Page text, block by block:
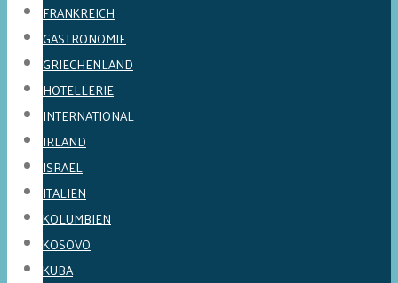
FRANKREICH
GASTRONOMIE
GRIECHENLAND
HOTELLERIE
INTERNATIONAL
IRLAND
ISRAEL
ITALIEN
KOLUMBIEN
KOSOVO
KUBA